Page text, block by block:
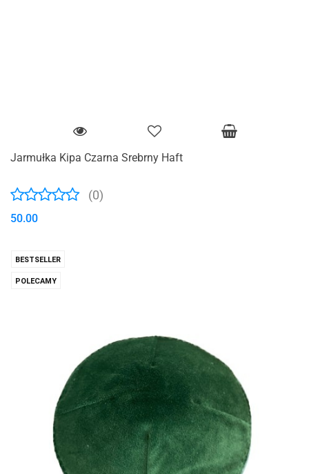
Jarmułka Kipa Czarna Srebrny Haft
(0)
50.00
BESTSELLER
POLECAMY